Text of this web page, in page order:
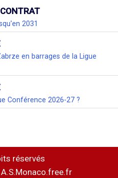
2031
en barrages de la Ligue
Conférence 2026-27 ?
réservés